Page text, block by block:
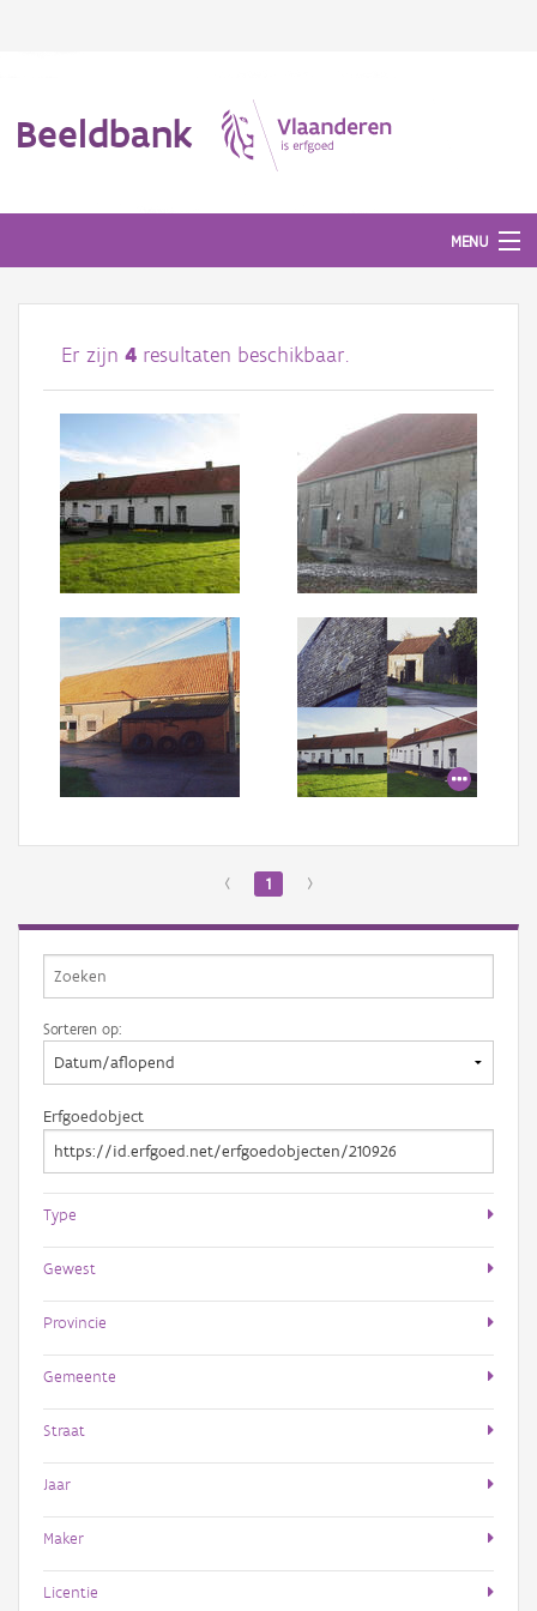
Beeldbank
MENU
Afbeeldingen
#BeeldIndeKijker
Hergebruik
Over ons
Aanmelden
Er zijn 4 resultaten beschikbaar.
‹ 1 ›
Sorteren op:
Erfgoedobject
Type
Gewest
Provincie
Gemeente
Straat
Jaar
Maker
Licentie